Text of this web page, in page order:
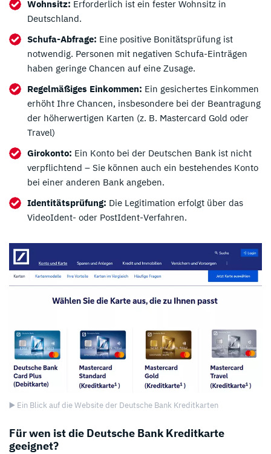
Wohnsitz: Erforderlich ist ein fester Wohnsitz in
Deutschland.
Schufa-Abfrage: Eine positive Bonitätsprüfung ist
notwendig. Personen mit negativen Schufa-Einträgen
haben geringe Chancen auf eine Zusage.
Regelmäßiges Einkommen: Ein gesichertes Einkommen
erhöht Ihre Chancen, insbesondere bei der Beantragung
der höherwertigen Karten (z. B. Mastercard Gold oder
Travel)
Girokonto: Ein Konto bei der Deutschen Bank ist nicht
verpflichtend – Sie können auch ein bestehendes Konto
bei einer anderen Bank angeben.
Identitätsprüfung: Die Legitimation erfolgt über das
VideoIdent- oder PostIdent-Verfahren.
▶️ Ein Blick auf die Website der Deutsche Bank Kreditkarten
Für wen ist die Deutsche Bank Kreditkarte
geeignet?